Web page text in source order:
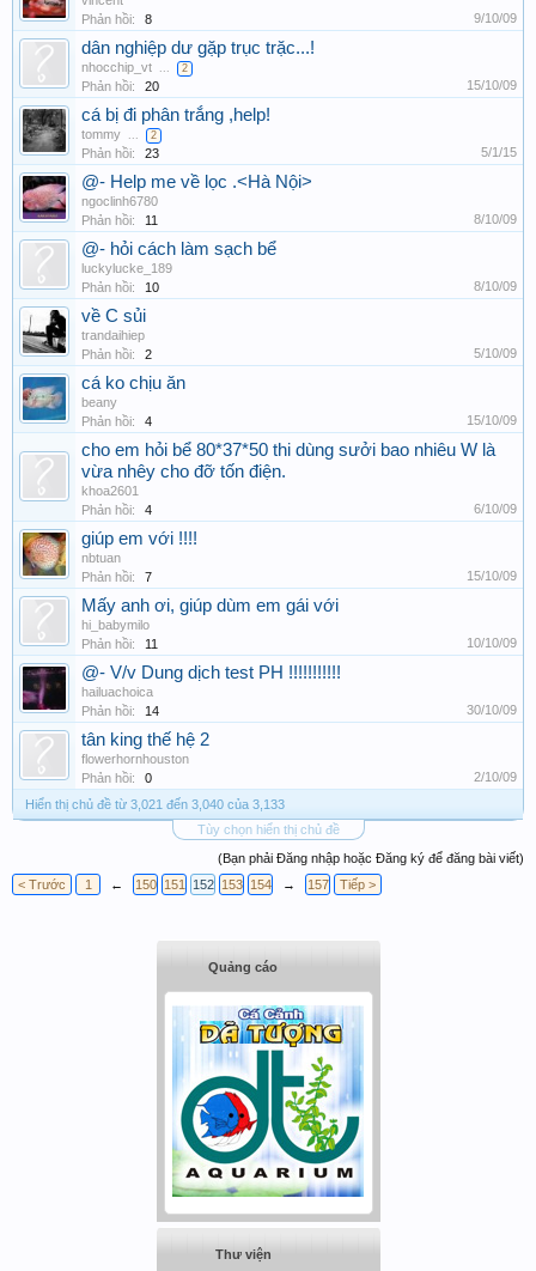
Phản hồi:
8 9/10/09
dân nghiệp dư gặp trục trặc...!
nhocchip_vt 2
Phản hồi: 20 15/10/09
cá bị đi phân trắng ,help!
tommy 2
Phản hồi: 23 5/1/15
@- Help me về lọc .<Hà Nội>
ngoclinh6780
Phản hồi:
11 8/10/09
@- hỏi cách làm sạch bể
luckylucke_189
Phản hồi:
10 8/10/09
về C sủi
trandaihiep
Phản hồi:
2 5/10/09
cá ko chịu ăn
beany
Phản hồi:
4 15/10/09
cho em hỏi bể 80*37*50 thi dùng sưởi bao nhiêu W là
vừa nhêy cho đỡ tốn điện.
khoa2601
Phản hồi:
4 6/10/09
giúp em với !!!!
nbtuan
Phản hồi:
7 15/10/09
Mấy anh ơi, giúp dùm em gái với
hi_babymilo
Phản hồi:
11 10/10/09
@- V/v Dung dịch test PH !!!!!!!!!!!
hailuachoica
Phản hồi:
14 30/10/09
tân king thế hệ 2
flowerhornhouston
Phản hồi:
0
2/10/09
Hiển thị chủ đề từ 3,021 đến 3,040 của 3,133
Tùy chọn hiển thị chủ đề
(Bạn phải Đăng nhập hoặc Đăng ký để đăng bài viết)
< Trước
1 ← 150 151 152 153 154 → 157 Tiếp >
Quảng cáo
Thư viện